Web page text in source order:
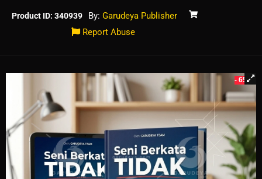
Product ID: 340939 By: Garudeya Publisher
Report Abuse
- 65%